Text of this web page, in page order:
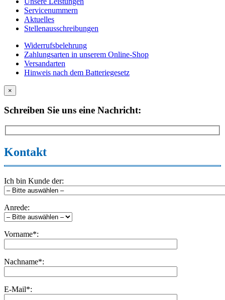
Servicenummern
Aktuelles
Stellenausschreibungen
Widerrufsbelehrung
Zahlungsarten in unserem Online-Shop
Versandarten
Hinweis nach dem Batteriegesetz
×
Schreiben Sie uns eine Nachricht:
Kontakt
Ich bin Kunde der:
Anrede:
Vorname*:
Nachname*:
E-Mail*: